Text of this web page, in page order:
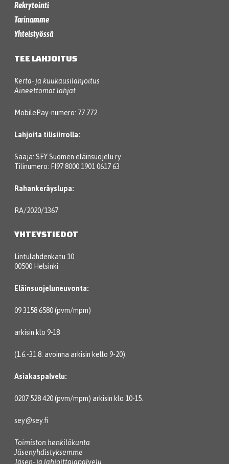
Rekrytointi
Tarinamme
Yhteistyössä
TEE LAHJOITUS
Kerta- ja kuukausilahjoitus
Aineettomat lahjat
MobilePay-numero: 77 772
Lahjoita tilisiirrolla:
Saaja: SEY Suomen eläinsuojelu ry
Tilinumero: FI97 8000 1901 0617 63
Rahankeräyslupa:
RA/2020/1367
YHTEYSTIEDOT
Lintulahdenkatu 10
00500 Helsinki
Eläinsuojeluneuvonta:
09 3158 6580 (pvm/mpm)
arkisin klo 9-18
(1.6.-31.8. avoinna arkisin kello 9-20).
Asiakaspalvelu:
0207 528 420 (pvm/mpm) arkisin klo 10-15.
sey@sey.fi
Toimiston henkilökunta
Jäsenyhdistyksemme
Jäsen- ja lahjoittajapalvelu